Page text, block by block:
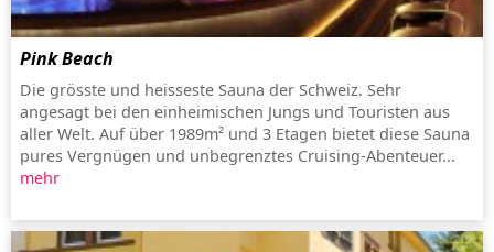
Pink Beach
Die grösste und heisseste Sauna der Schweiz. Sehr
angesagt bei den einheimischen Jungs und Touristen aus
aller Welt. Auf über 1989m² und 3 Etagen bietet diese Sauna
pures Vergnügen und unbegrenztes Cruising-Abenteuer...
mehr